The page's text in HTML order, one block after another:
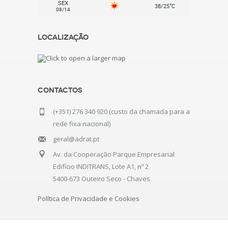
SEX
08/14 38/25°C
Localização
Contactos
(+351) 276 340 920 (custo da chamada para a
rede fixa nacional)
geral@adrat.pt
Av. da Cooperação Parque Empresarial
Edifício INDITRANS, Lote A1, nº 2
5400-673 Outeiro Seco - Chaves
Política de Privacidade e Cookies